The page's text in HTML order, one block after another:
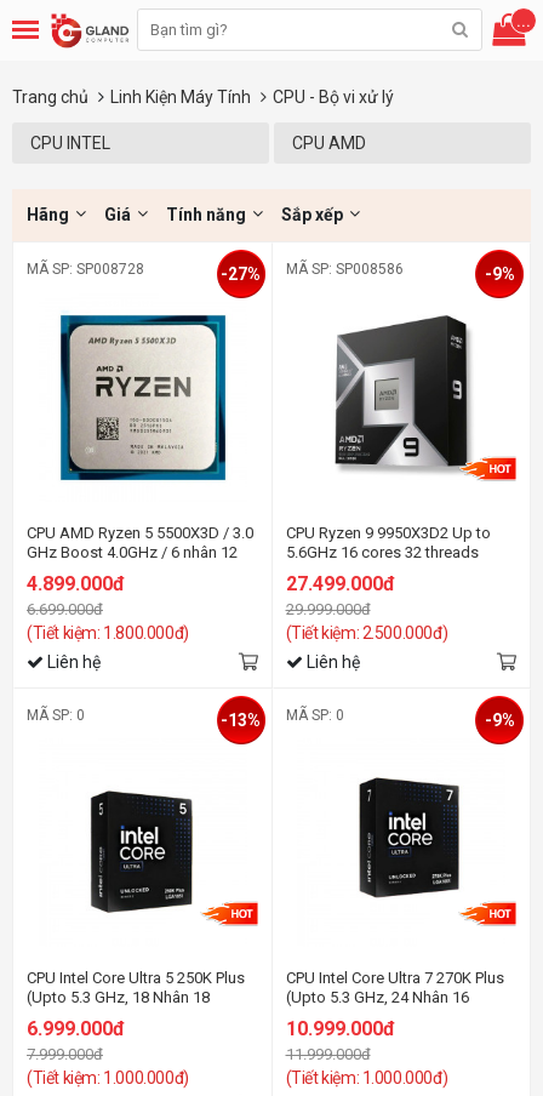
...
Trang chủ Linh Kiện Máy Tính CPU - Bộ vi xử lý
CPU INTEL CPU AMD
Hãng Giá Tính năng Sắp xếp
MÃ SP: SP008728
CPU AMD Ryzen 5 5500X3D / 3.0
GHz Boost 4.0GHz / 6 nhân 12
4.899.000đ
6.699.000đ
(Tiết kiệm: 1.800.000đ)
-27%
Liên hệ
MÃ SP: SP008586
CPU Ryzen 9 9950X3D2 Up to
5.6GHz 16 cores 32 threads
27.499.000đ
29.999.000đ
(Tiết kiệm: 2.500.000đ)
-9%
Liên hệ
MÃ SP: 0
CPU Intel Core Ultra 5 250K Plus
(Upto 5.3 GHz, 18 Nhân 18
Luồng, 30MB Cache)-Socket Intel
LGA 1851/ARROW LAKE
6.999.000đ
7.999.000đ
(Tiết kiệm: 1.000.000đ)
-13% MÃ SP: 0
CPU Intel Core Ultra 7 270K Plus
(Upto 5.3 GHz, 24 Nhân 16
Luồng, 40MB Cache)-Socket Intel
LGA 1851/ARROW LAKE
10.999.000đ
11.999.000đ
(Tiết kiệm: 1.000.000đ)
-9%